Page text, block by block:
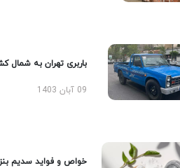
باربری تهران به شمال
09 آبان 1403
خواص و فواید سدیم